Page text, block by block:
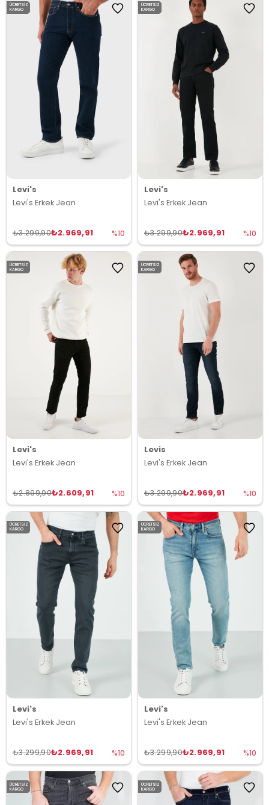
Levi's
Levi's Erkek Jean
₺2.969,91
₺3.299,90 %10
ÜCRETSIZ
KARGO
Levi's
Levi's Erkek Jean
₺2.969,91
₺3.299,90 %10
ÜCRETSIZ
KARGO
Levi's
Levi's Erkek Jean
₺2.609,91
₺2.899,90 %10
ÜCRETSIZ
KARGO
Levis
Levi's Erkek Jean
₺2.969,91
₺3.299,90 %10
ÜCRETSIZ
KARGO
Levi's
Levi's Erkek Jean
₺2.969,91
₺3.299,90 %10
ÜCRETSIZ
KARGO
Levi's
Levi's Erkek Jean
₺2.969,91
₺3.299,90 %10
ÜCRETSIZ
KARGO
ÜCRETSIZ
KARGO
ÜCRETSIZ
KARGO